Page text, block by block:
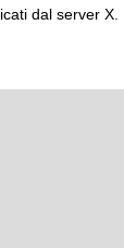
dal server